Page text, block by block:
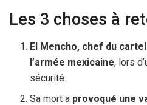
Les 3 choses à
El Mencho, chef du
l’armée mexicaine, lors
sécurité.
Sa mort a provoqué une